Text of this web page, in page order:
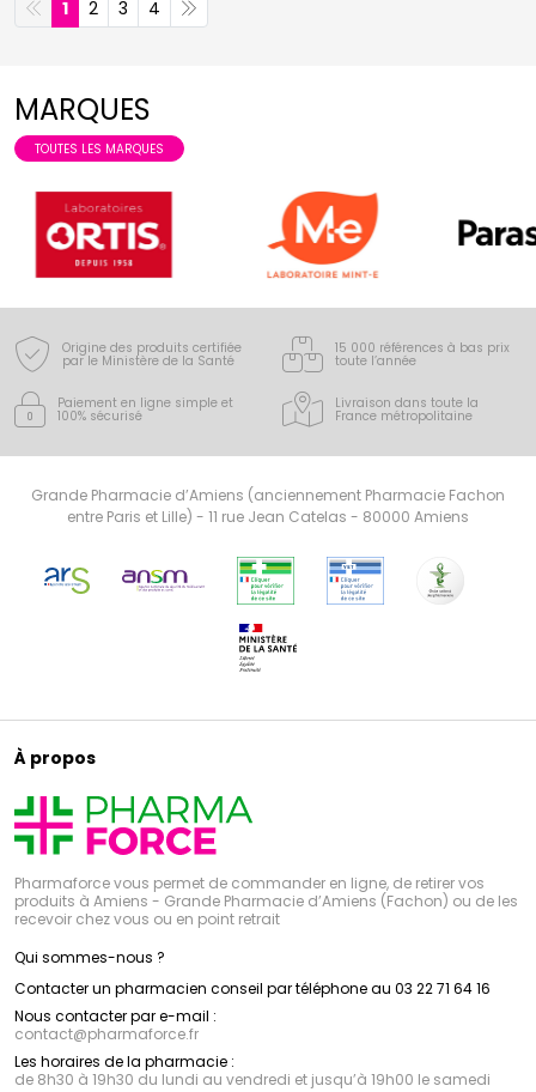
1 2 3 4
MARQUES
TOUTES LES MARQUES
Origine des produits certifiée
par le Ministère de la Santé
15 000 références à bas prix
toute l’année
Paiement en ligne simple et
100% sécurisé
Livraison dans toute la
France métropolitaine
Grande Pharmacie d’Amiens (anciennement Pharmacie Fachon
entre Paris et Lille) - 11 rue Jean Catelas - 80000 Amiens
À propos
Pharmaforce vous permet de commander en ligne, de retirer vos
produits à Amiens - Grande Pharmacie d’Amiens (Fachon) ou de les
recevoir chez vous ou en point retrait
Qui sommes-nous ?
Contacter un pharmacien conseil par téléphone au 03 22 71 64 16
Nous contacter par e-mail :
contact@pharmaforce.fr
Les horaires de la pharmacie :
de 8h30 à 19h30 du lundi au vendredi et jusqu’à 19h00 le samedi